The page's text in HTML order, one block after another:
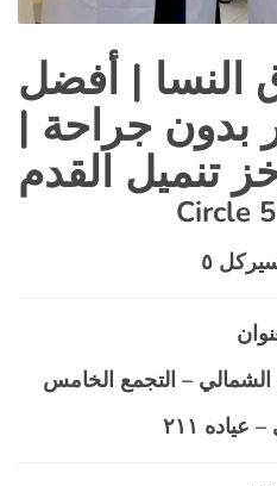
النسا | أفضل
بدون جراحة |
تنميل القدم
Circle
سيركل٥
– التجمع الخامس
عياده ٢١١